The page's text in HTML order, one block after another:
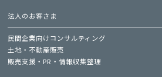
法人のお客さま
民間企業向けコンサルティング
土地・不動産販売
販売支援・PR・情報収集整理